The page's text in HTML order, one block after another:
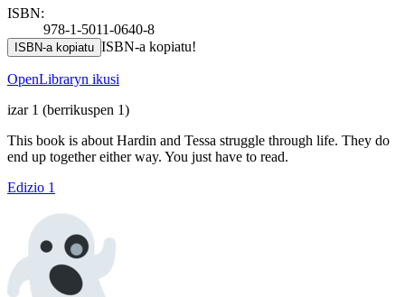
ISBN:
978-1-5011-0640-8
ISBN-a kopiatu ISBN-a kopiatu!
OpenLibraryn ikusi
izar 1 (berrikuspen 1)
This book is about Hardin and Tessa struggle through life. They do
end up together either way. You just have to read.
Edizio 1